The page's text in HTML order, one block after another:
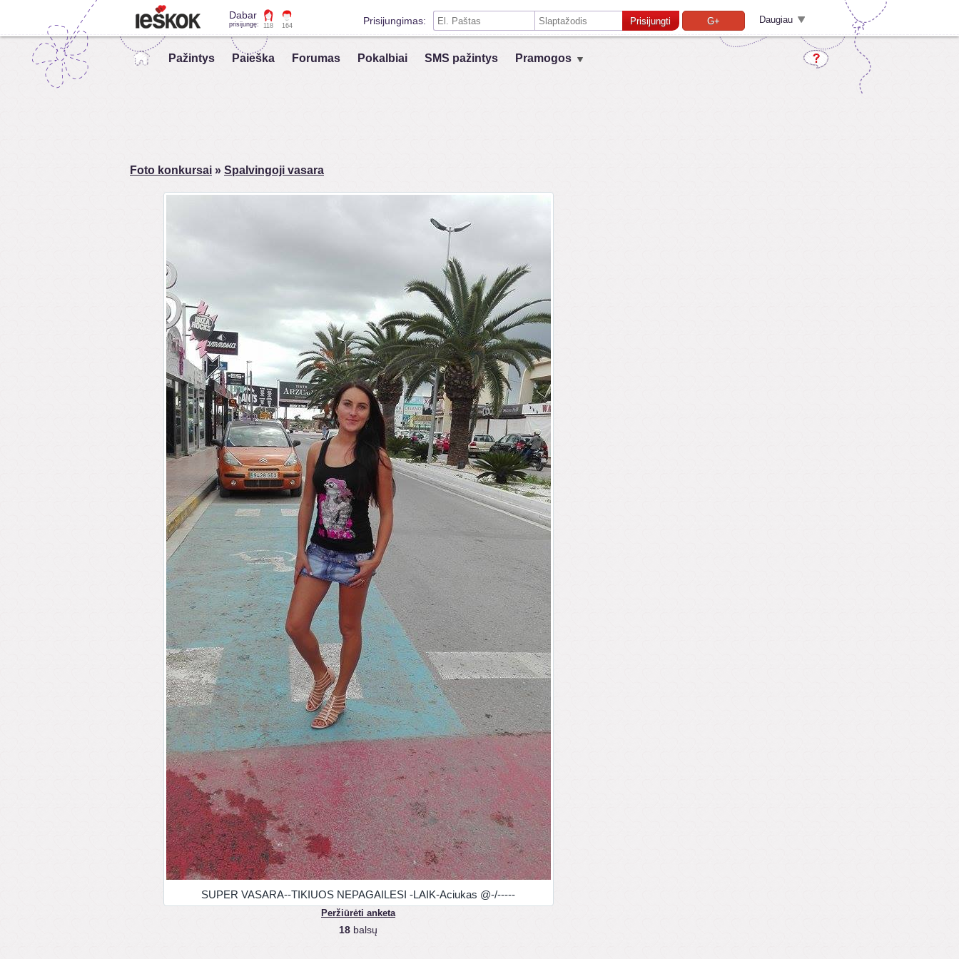
Dabar
prisijungę: 118 164 Prisijungimas: Prisijungti G+
Prisiminti mane šiame kompiuteryje
Daugiau
Pažintys Paieška Forumas Pokalbiai SMS pažintys Pramogos
Foto konkursai » Spalvingoji vasara
SUPER VASARA--TIKIUOS NEPAGAILESI -LAIK-Aciukas @-/-----
Peržiūrėti anketa
18 balsų